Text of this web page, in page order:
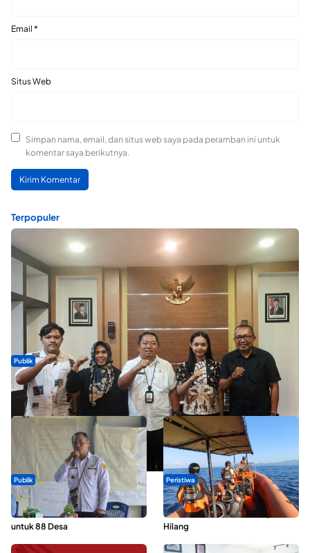
Email *
Situs Web
Simpan nama, email, dan situs web saya pada peramban ini untuk
komentar saya berikutnya.
Terpopuler
Publik
Dua Talenta Muda Ternate Wakili Maluku Utara di Gita Bahana
Nusantara 2026
Publik
ABDESI Morotai Apresiasi
Penyaluran ADD Rp3,13 Miliar
untuk 88 Desa
Peristiwa
Dua Longboat Bertabrakan di
Perairan Taliabu, Satu Nelayan
Hilang